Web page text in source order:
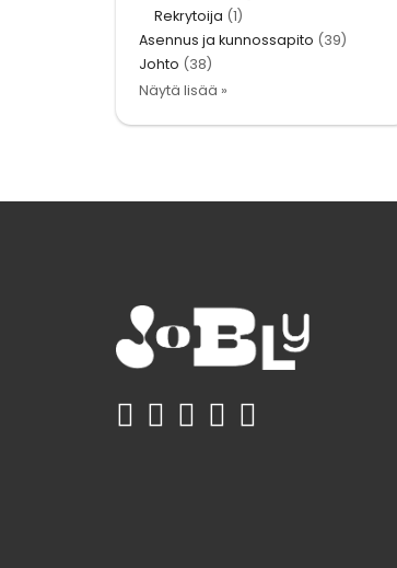
Rekrytoija (1)
Asennus ja kunnossapito (39)
Johto (38)
Näytä lisää »